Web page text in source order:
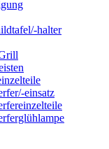
halter
einsatz